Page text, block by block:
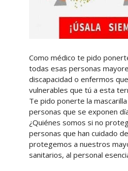
Como médico te pido
todas esas personas
discapacidad o enfermos
vulnerables que tú a esta
Te pido ponerte la
personas que se exponen
¿Quiénes somos si no
personas que han cuidado
protegemos a nuestros
sanitarios, al personal